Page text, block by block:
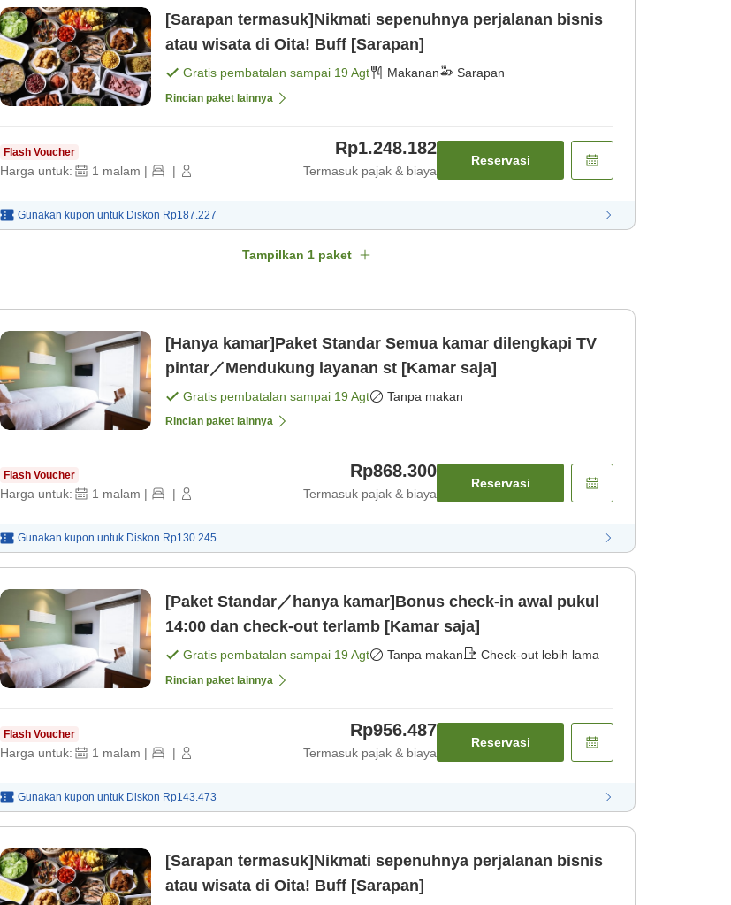
[Sarapan termasuk]Nikmati sepenuhnya perjalanan bisnis
atau wisata di Oita! Buff [Sarapan]
Gratis pembatalan sampai 19 Agt Makanan Sarapan
Rincian paket lainnya
Flash Voucher
Harga untuk: 1 malam | |
Rp1.248.182
Termasuk pajak & biaya
Reservasi
Gunakan kupon untuk Diskon Rp187.227
Tampilkan 1 paket
[Hanya kamar]Paket Standar Semua kamar dilengkapi TV
pintar／Mendukung layanan st [Kamar saja]
Gratis pembatalan sampai 19 Agt Tanpa makan
Rincian paket lainnya
Flash Voucher
Harga untuk: 1 malam | |
Rp868.300
Termasuk pajak & biaya
Reservasi
Gunakan kupon untuk Diskon Rp130.245
[Paket Standar／hanya kamar]Bonus check-in awal pukul
14:00 dan check-out terlamb [Kamar saja]
Gratis pembatalan sampai 19 Agt Tanpa makan Check-out lebih lama
Rincian paket lainnya
Flash Voucher
Harga untuk: 1 malam | |
Rp956.487
Termasuk pajak & biaya
Reservasi
Gunakan kupon untuk Diskon Rp143.473
[Sarapan termasuk]Nikmati sepenuhnya perjalanan bisnis
atau wisata di Oita! Buff [Sarapan]